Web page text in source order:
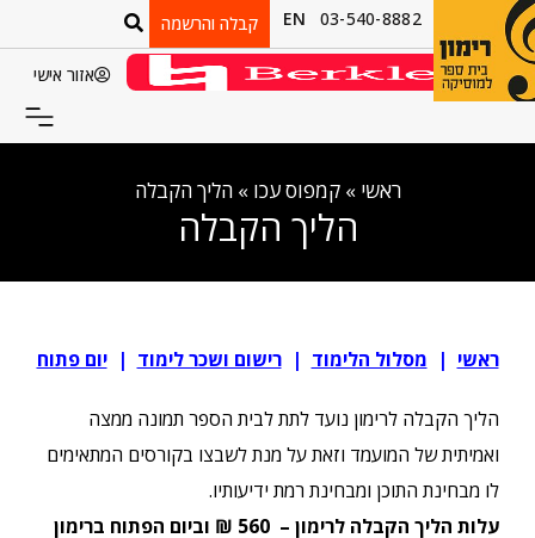
03-540-8882
EN קבלה והרשמה
אזור אישי
ראשי »קמפוס עכו »הליך הקבלה
הליך הקבלה
ראשי | מסלול הלימוד | רישום ושכר לימוד |יום פתוח
הליך הקבלה לרימון נועד לתת לבית הספר תמונה ממצה
ואמיתית של המועמד וזאת על מנת לשבצו בקורסים המתאימים
לו מבחינת התוכן ומבחינת רמת ידיעותיו.
עלות הליך הקבלה לרימון – 560 ₪
וביום הפתוח ברימון